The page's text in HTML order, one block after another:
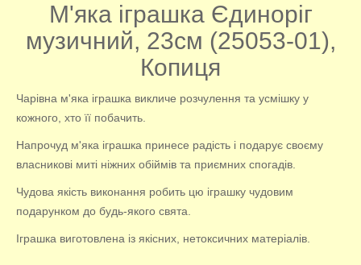
М'яка іграшка Єдиноріг
музичний, 23см (25053-01),
Копиця
Чарівна м'яка іграшка викличе розчулення та усмішку у
кожного, хто її побачить.
Напрочуд м'яка іграшка принесе радість і подарує своєму
власникові миті ніжних обіймів та приємних спогадів.
Чудова якість виконання робить цю іграшку чудовим
подарунком до будь-якого свята.
Іграшка виготовлена із якісних, нетоксичних матеріалів.